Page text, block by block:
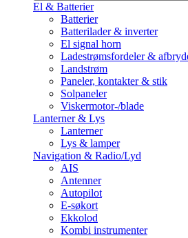
El & Batterier
Batterier
Batterilader & inverter
El signal horn
Ladestrømsfordeler &
Landstrøm
Paneler, kontakter & stik
Solpaneler
Viskermotor-/blade
Lanterner & Lys
Lanterner
Lys & lamper
Navigation & Radio/Lyd
AIS
Antenner
Autopilot
E-søkort
Ekkolod
Kombi instrumenter